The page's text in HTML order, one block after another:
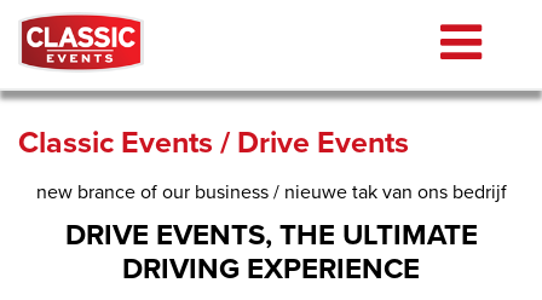
Classic Events / Drive Events
new brance of our business / nieuwe tak van ons bedrijf
DRIVE EVENTS, THE ULTIMATE
DRIVING EXPERIENCE